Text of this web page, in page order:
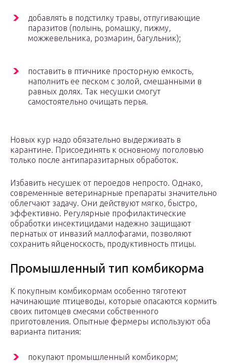
добавлять в подстилку травы, отпугивающие
паразитов (полынь, ромашку, пижму,
можжевельника, розмарин, багульник);
поставить в птичнике просторную емкость,
наполнить ее песком с золой, смешанными в
равных долях. Так несушки смогут
самостоятельно очищать перья.
Новых кур надо обязательно выдерживать в
карантине. Присоединять к основному поголовью
только после антипаразитарных обработок.
Избавить несушек от пероедов непросто. Однако,
современные ветеринарные препараты значительно
облегчают задачу. Они действуют мягко, быстро,
эффективно. Регулярные профилактические
обработки инсектицидами надежно защищают
пернатых от инвазий маллофагами, позволяют
сохранить яйценоскость, продуктивность птицы.
Промышленный тип комбикорма
К покупным комбикормам особенно тяготеют
начинающие птицеводы, которые опасаются кормить
своих питомцев смесями собственного
приготовления. Опытные фермеры используют оба
варианта питания:
покупают промышленный комбикорм;